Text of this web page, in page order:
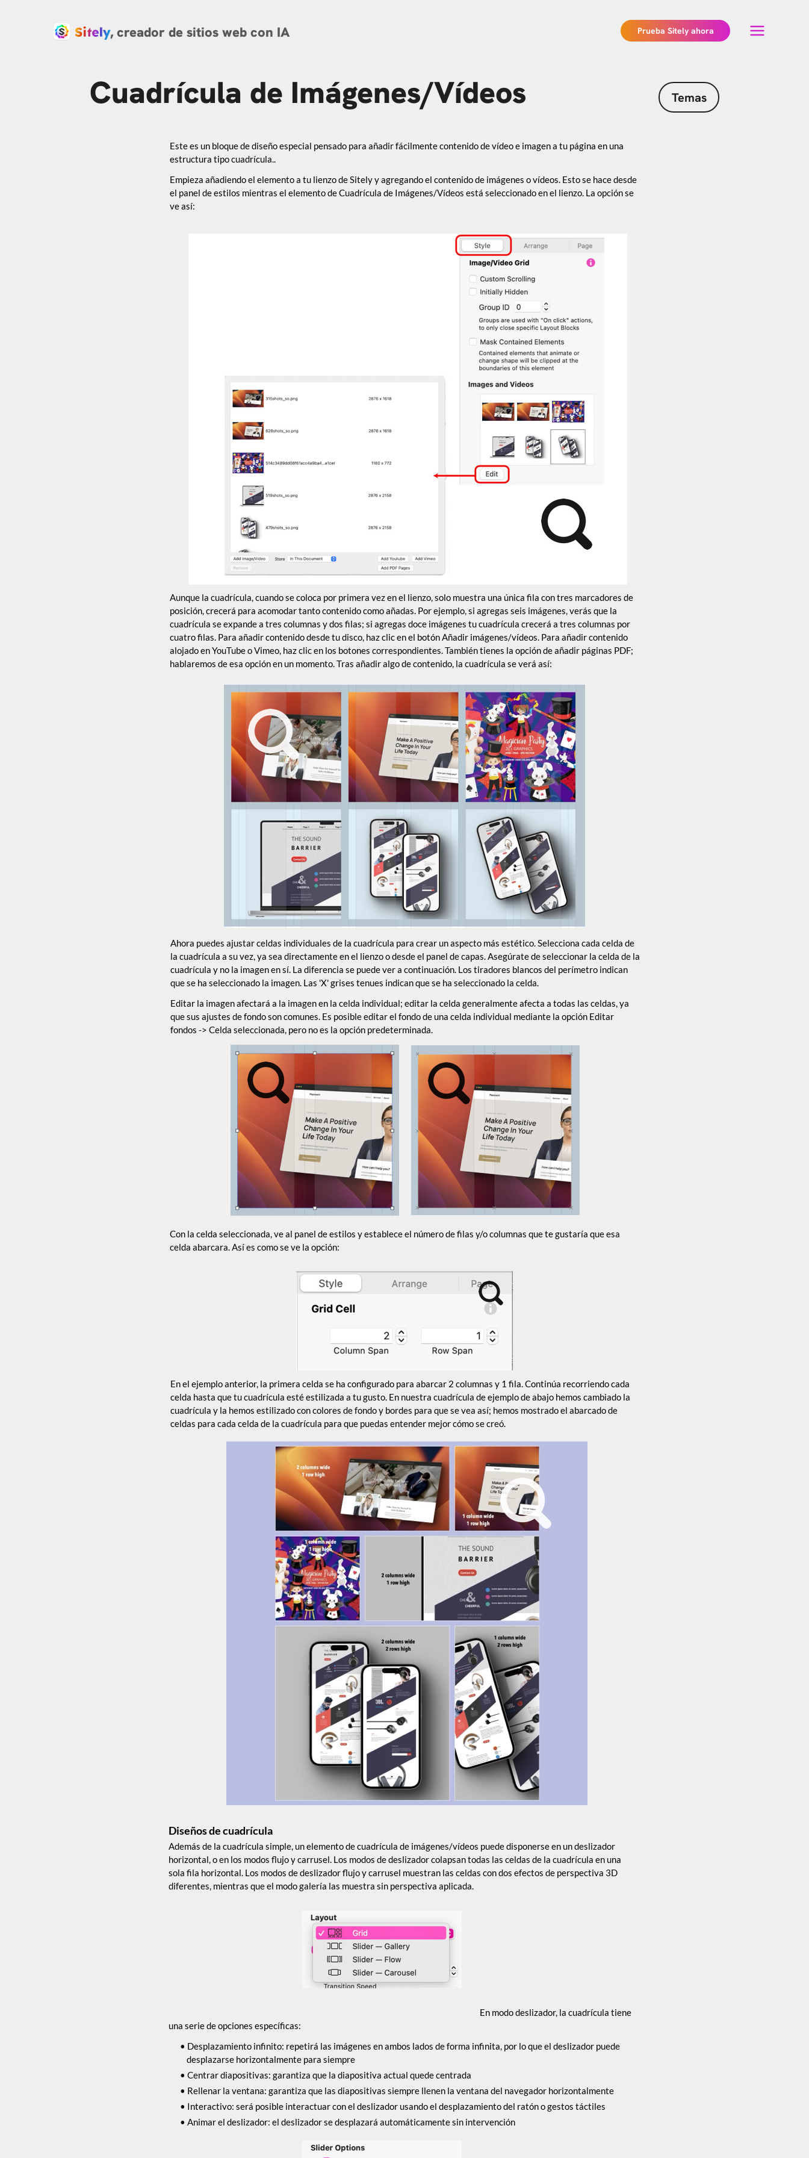
, creador de sitios web con IA Prueba Sitely ahora
Cuadrícula de Imágenes/Vídeos Temas
Este es un bloque de diseño especial pensado para añadir fácilmente contenido de vídeo e imagen a tu página en una
estructura tipo cuadrícula..
Empieza añadiendo el elemento a tu lienzo de Sitely y agregando el contenido de imágenes o vídeos. Esto se hace desde
el panel de estilos mientras el elemento de Cuadrícula de Imágenes/Vídeos está seleccionado en el lienzo. La opción se
ve así:
Aunque la cuadrícula, cuando se coloca por primera vez en el lienzo, solo muestra una única fila con tres marcadores de
posición, crecerá para acomodar tanto contenido como añadas. Por ejemplo, si agregas seis imágenes, verás que la
cuadrícula se expande a tres columnas y dos filas; si agregas doce imágenes tu cuadrícula crecerá a tres columnas por
cuatro filas. Para añadir contenido desde tu disco, haz clic en el botón Añadir imágenes/vídeos. Para añadir contenido
alojado en YouTube o Vimeo, haz clic en los botones correspondientes. También tienes la opción de añadir páginas PDF;
hablaremos de esa opción en un momento. Tras añadir algo de contenido, la cuadrícula se verá así:
Ahora puedes ajustar celdas individuales de la cuadrícula para crear un aspecto más estético. Selecciona cada celda de
la cuadrícula a su vez, ya sea directamente en el lienzo o desde el panel de capas. Asegúrate de seleccionar la celda de la
cuadrícula y no la imagen en sí. La diferencia se puede ver a continuación. Los tiradores blancos del perímetro indican
que se ha seleccionado la imagen. Las 'X' grises tenues indican que se ha seleccionado la celda.
Editar la imagen afectará a la imagen en la celda individual; editar la celda generalmente afecta a todas las celdas, ya
que sus ajustes de fondo son comunes. Es posible editar el fondo de una celda individual mediante la opción Editar
fondos -> Celda seleccionada, pero no es la opción predeterminada.
Con la celda seleccionada, ve al panel de estilos y establece el número de filas y/o columnas que te gustaría que esa
celda abarcara. Así es como se ve la opción:
En el ejemplo anterior, la primera celda se ha configurado para abarcar 2 columnas y 1 fila. Continúa recorriendo cada
celda hasta que tu cuadrícula esté estilizada a tu gusto. En nuestra cuadrícula de ejemplo de abajo hemos cambiado la
cuadrícula y la hemos estilizado con colores de fondo y bordes para que se vea así; hemos mostrado el abarcado de
celdas para cada celda de la cuadrícula para que puedas entender mejor cómo se creó.
Diseños de cuadrícula
Además de la cuadrícula simple, un elemento de cuadrícula de imágenes/vídeos puede disponerse en un deslizador
horizontal, o en los modos flujo y carrusel. Los modos de deslizador colapsan todas las celdas de la cuadrícula en una
sola fila horizontal. Los modos de deslizador flujo y carrusel muestran las celdas con dos efectos de perspectiva 3D
diferentes, mientras que el modo galería las muestra sin perspectiva aplicada.
‍En modo deslizador, la cuadrícula tiene
una serie de opciones específicas:
Desplazamiento infinito: repetirá las imágenes en ambos lados de forma infinita, por lo que el deslizador puede
desplazarse horizontalmente para siempre
Centrar diapositivas: garantiza que la diapositiva actual quede centrada
Rellenar la ventana: garantiza que las diapositivas siempre llenen la ventana del navegador horizontalmente
Interactivo: será posible interactuar con el deslizador usando el desplazamiento del ratón o gestos táctiles
Animar el deslizador: el deslizador se desplazará automáticamente sin intervención